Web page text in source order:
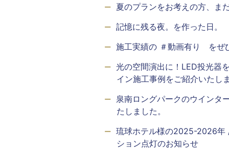
夏のプランをお考えの方、ま
記憶に残る夜。を作った日。
施工実績の ＃動画有り をぜ
光の空間演出に！LED投光器
イン施工事例をご紹介いたし
泉南ロングパークのウインタ
たしました。
琉球ホテル様の2025-2026年
ション点灯のお知らせ